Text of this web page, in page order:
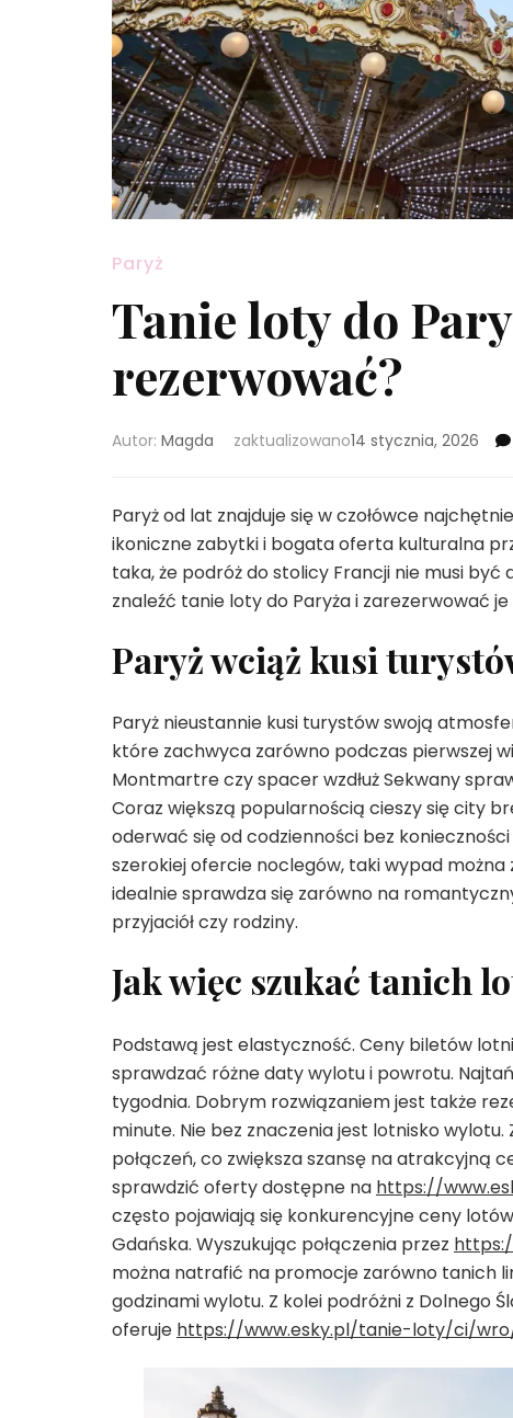
Paryż
Tanie loty do
rezerwować?
Autor: Magda zaktualizowano14 stycznia, 2026
Paryż od lat znajduje się w czołówce
ikoniczne zabytki i bogata oferta kulturalna
taka, że podróż do stolicy Francji nie musi być
znaleźć tanie loty do Paryża i zarezerwować
Paryż wciąż kusi
Paryż nieustannie kusi turystów swoją
które zachwyca zarówno podczas pierwszej
Montmartre czy spacer wzdłuż Sekwany
Coraz większą popularnością cieszy się city
oderwać się od codzienności bez
szerokiej ofercie noclegów, taki wypad
idealnie sprawdza się zarówno na
przyjaciół czy rodziny.
Jak więc szukać tanich
Podstawą jest elastyczność. Ceny biletów
sprawdzać różne daty wylotu i powrotu.
tygodnia. Dobrym rozwiązaniem jest także
minute. Nie bez znaczenia jest lotnisko
połączeń, co zwiększa szansę na atrakcyjną
sprawdzić oferty dostępne na https://
często pojawiają się konkurencyjne ceny
Gdańska. Wyszukując połączenia przez
można natrafić na promocje zarówno tanich
godzinami wylotu. Z kolei podróżni z Dolnego
oferuje https://www.esky.pl/tanie-loty/ci/